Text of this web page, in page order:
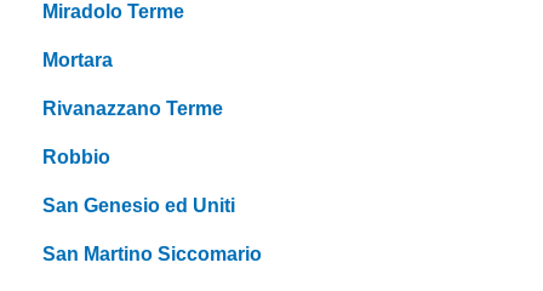
Miradolo Terme
Mortara
Rivanazzano Terme
Robbio
San Genesio ed Uniti
San Martino Siccomario